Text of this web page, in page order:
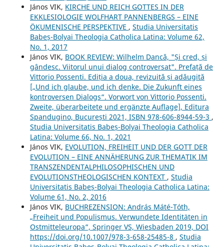
János VIK, KIRCHE UND REICH GOTTES IN DER
EKKLESIOLOGIE WOLFHART PANNENBERGS – EINE
ÖKUMENISCHE PERSPEKTIVE , Studia Universitatis
Babeș-Bolyai Theologia Catholica Latina: Volume 62,
No. 1, 2017
János VIK, BOOK REVIEW: Wilhelm Dancă, "Și cred, și
gândesc. Viitorul unui dialog controversat". Prefață de
Vittorio Possenti. Ediția a doua, revizuită și adăugită
[„Und ich glaube, und ich denke. Die Zukunft eines
kontroversen Dialogs“. Vorwort von Vittorio Possenti.
Zweite, überarbeitete und ergänzte Auflage], Editura
Spandugino, București 2021, ISBN 978-606-8944-59-3 ,
Studia Universitatis Babeș-Bolyai Theologia Catholica
Latina: Volume 66, No. 1, 2021
János VIK, EVOLUTION, FREIHEIT UND DER GOTT DER
EVOLUTION – EINE ANNÄHERUNG ZUR THEMATIK IM
TRANSZENDENTALPHILOSOPHISCHEN UND
EVOLUTIONSTHEOLOGISCHEN KONTEXT , Studia
Universitatis Babeș-Bolyai Theologia Catholica Latina:
Volume 61, No. 2, 2016
János VIK, BUCHREZENSION: András Máté-Tóth,
„Freiheit und Populismus. Verwundete Identitäten in
Ostmitteleuropa“, Springer VS, Wiesbaden 2019, DOI
https://doi.org/10.1007/978-3-658-25485-8 , Studia